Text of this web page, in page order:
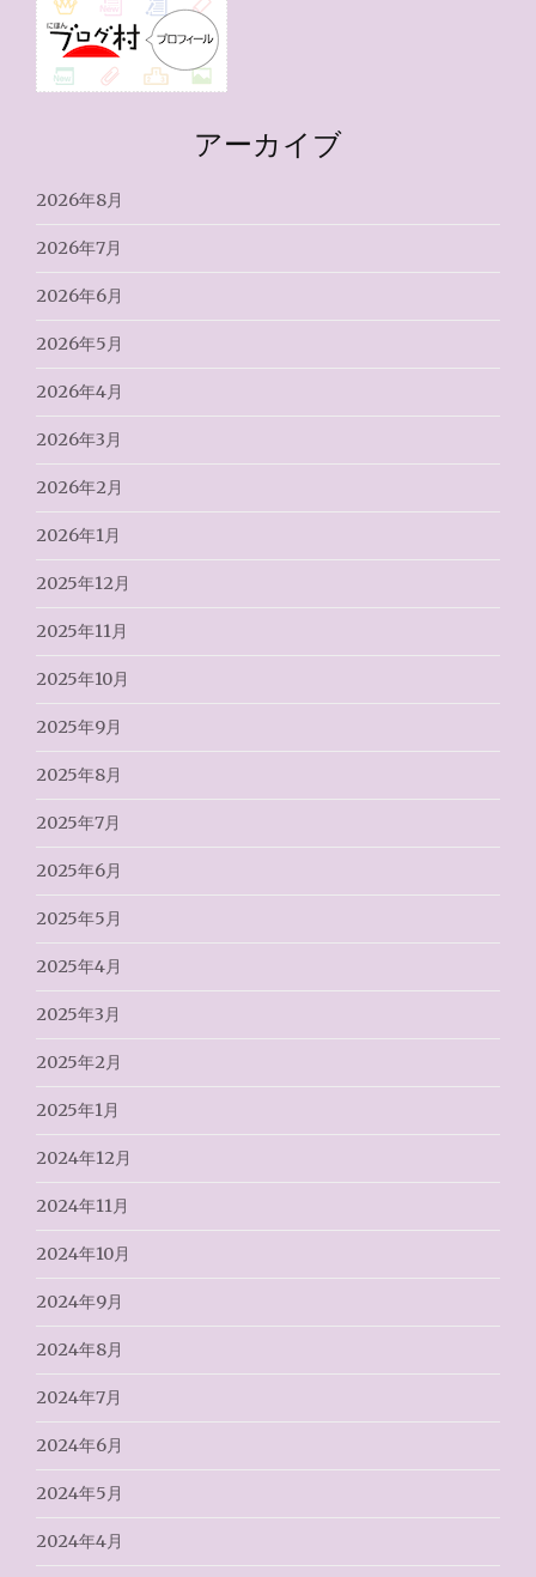
アーカイブ
2026年8月
2026年7月
2026年6月
2026年5月
2026年4月
2026年3月
2026年2月
2026年1月
2025年12月
2025年11月
2025年10月
2025年9月
2025年8月
2025年7月
2025年6月
2025年5月
2025年4月
2025年3月
2025年2月
2025年1月
2024年12月
2024年11月
2024年10月
2024年9月
2024年8月
2024年7月
2024年6月
2024年5月
2024年4月